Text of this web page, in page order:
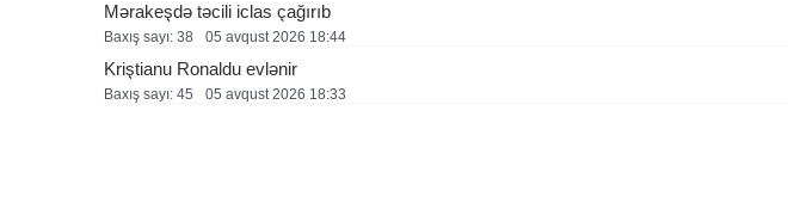
Mərakeşdə təcili iclas çağırıb
Baxış sayı: 38 05 avqust 2026 18:44
Kriştianu Ronaldu evlənir
Baxış sayı: 45 05 avqust 2026 18:33